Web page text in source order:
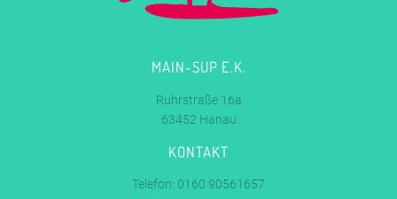
MAIN-SUP E.K.
Ruhrstraße 16a
63452 Hanau
KONTAKT
Telefon: 0160 90561657